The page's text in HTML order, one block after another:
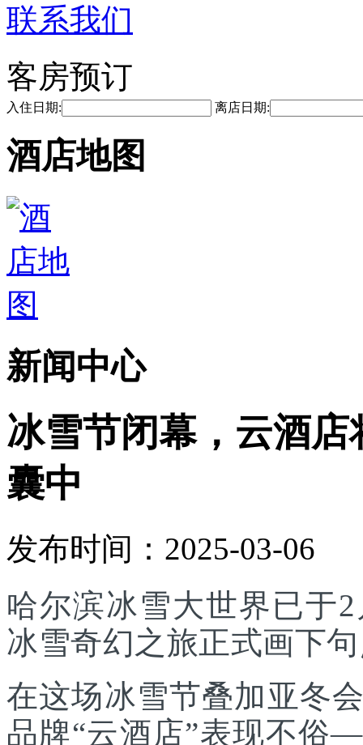
联系我们
客房预订
入住日期: 离店日期:
酒店地图
新闻中心
冰雪节闭幕，云酒店
囊中
发布时间：2025-03-06
哈尔滨冰雪大世界已于
冰雪奇幻之旅正式画下
在这场冰雪节叠加亚冬
品牌“云酒店”表现不俗